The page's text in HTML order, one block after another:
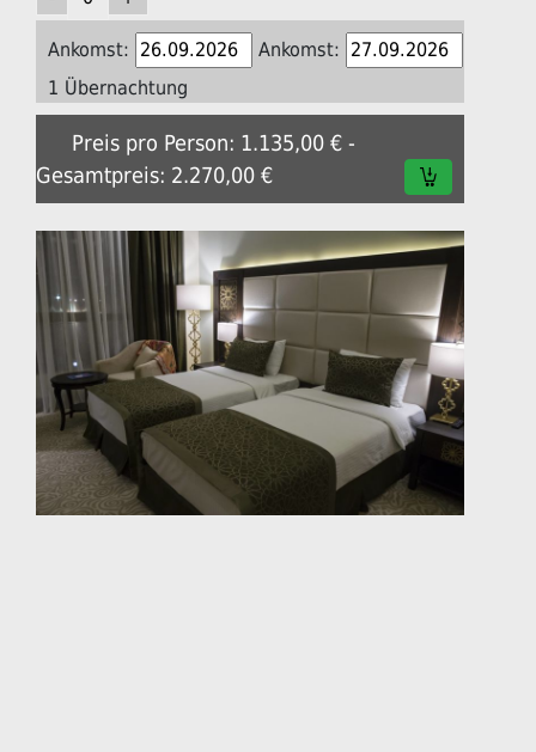
Ankomst:
Ankomst:
1 Übernachtung
Preis pro Person: 1.135,00 € -
Gesamtpreis: 2.270,00 €